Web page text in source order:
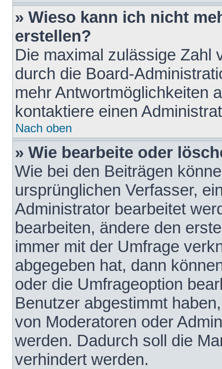
» Wieso kann ich nicht
erstellen?
Die maximal zulässige Zahl
durch die Board-
mehr Antwortmöglichkeiten
kontaktiere einen
Nach oben
» Wie bearbeite oder
Wie bei den Beiträgen
ursprünglichen Verfasser,
Administrator bearbeitet
bearbeiten, ändere den
immer mit der Umfrage
abgegeben hat, dann
oder die Umfrageoption
Benutzer abgestimmt
von Moderatoren oder
werden. Dadurch soll die
verhindert werden.